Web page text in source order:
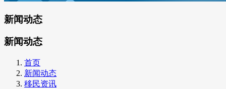
新闻动态
新闻动态
首页
新闻动态
移民资讯